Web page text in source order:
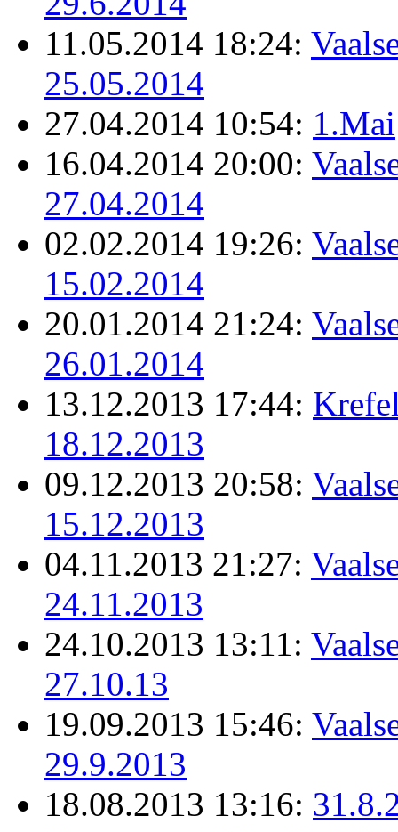
11.05.2014 18:24:
25.05.2014
27.04.2014 10:54: 1.Mai
16.04.2014 20:00:
27.04.2014
02.02.2014 19:26:
15.02.2014
20.01.2014 21:24:
26.01.2014
13.12.2013 17:44:
18.12.2013
09.12.2013 20:58:
15.12.2013
04.11.2013 21:27:
24.11.2013
24.10.2013 13:11:
27.10.13
19.09.2013 15:46:
29.9.2013
18.08.2013 13:16: